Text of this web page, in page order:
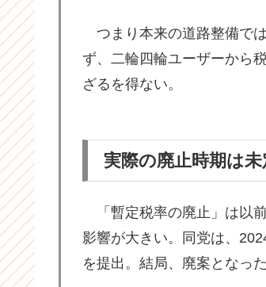
つまり本来の道路整備で
ず、二輪四輪ユーザーから
ざるを得ない。
実際の廃止時期は
「暫定税率の廃止」は以
影響が大きい。同党は、
を提出。結局、廃案となっ